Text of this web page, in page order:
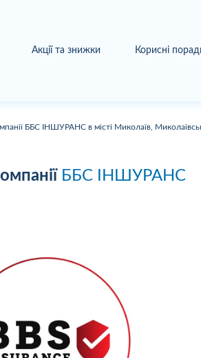
Акції та знижки Корисні
ББС ІНШУРАНС в місті Миколаїв,
ББС ІНШУРАНС